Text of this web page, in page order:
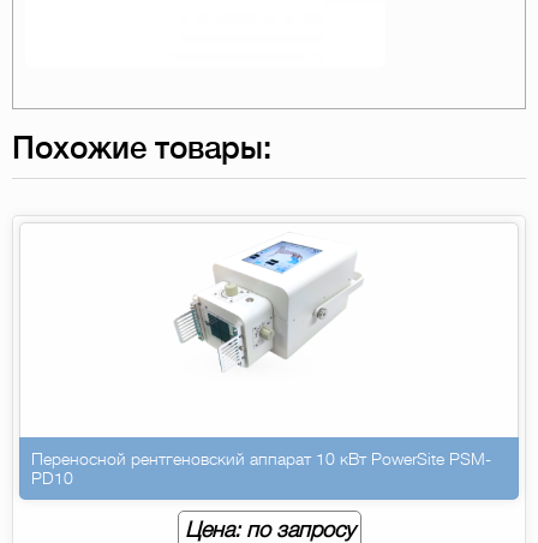
Похожие товары:
Переносной рентгеновский аппарат 10 кВт PowerSite PSM-
PD10
Цена: по запросу